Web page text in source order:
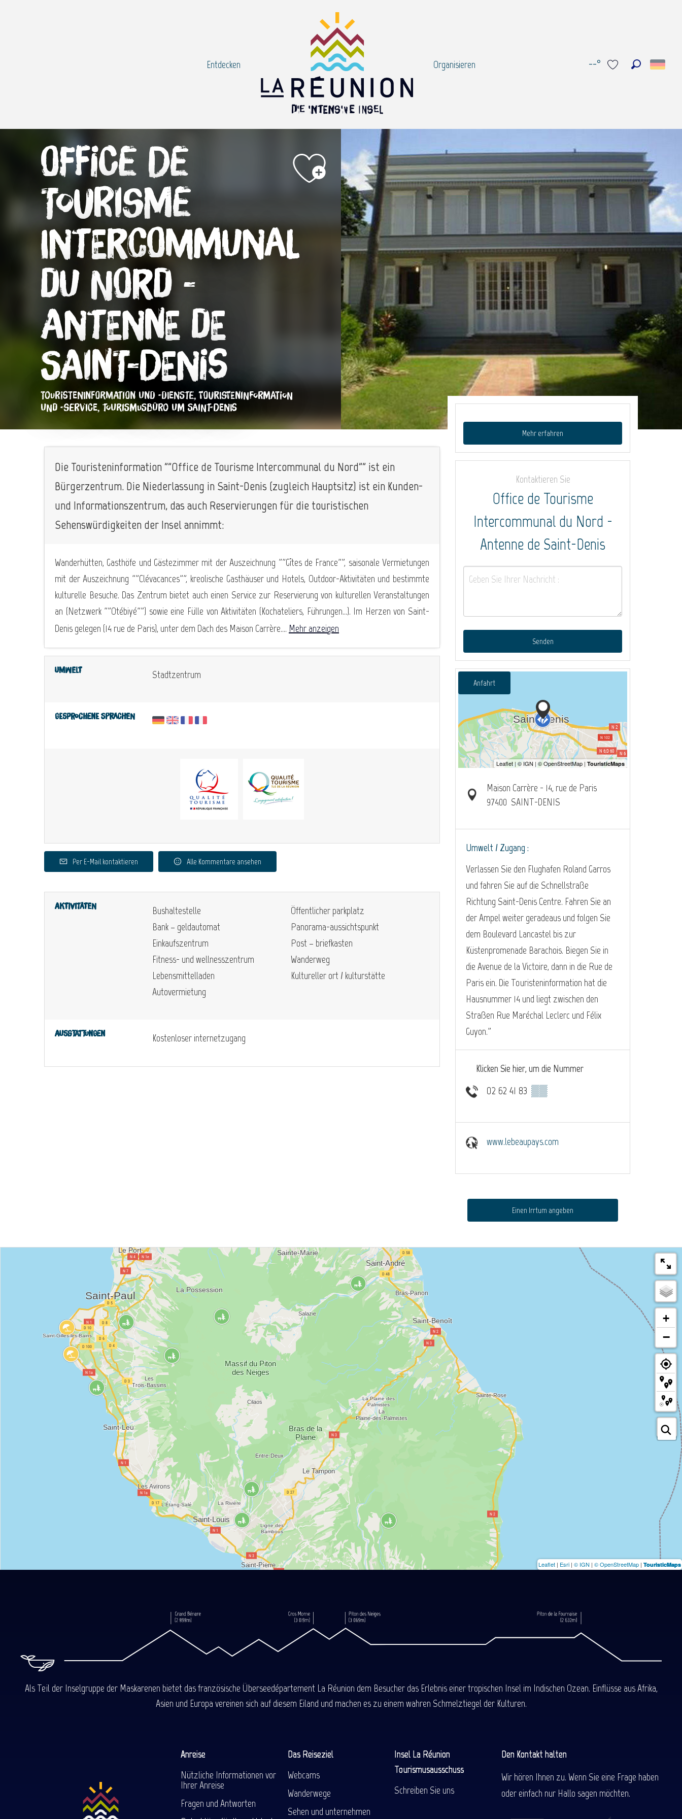
--°
Entdecken Organisieren
Office de
Tourisme
Intercommunal
du Nord -
Antenne de
Saint-Denis
TOURISTENINFORMATION UND -DIENSTE,TOURISTENINFORMATION
UND -SERVICE, TOURISMUSBÜRO UM SAINT-DENIS
Die Touristeninformation ""Office de Tourisme Intercommunal du Nord"" ist ein
Bürgerzentrum. Die Niederlassung in Saint-Denis (zugleich Hauptsitz) ist ein Kunden-
und Informationszentrum, das auch Reservierungen für die touristischen
Sehenswürdigkeiten der Insel annimmt:
Wanderhütten, Gasthöfe und Gästezimmer mit der Auszeichnung ""Gîtes de France"", saisonale Vermietungen
mit der Auszeichnung ""Clévacances"", kreolische Gasthäuser und Hotels, Outdoor-Aktivitäten und bestimmte
kulturelle Besuche. Das Zentrum bietet auch einen Service zur Reservierung von kulturellen Veranstaltungen
an (Netzwerk ""Otébiyé"") sowie eine Fülle von Aktivitäten (Kochateliers, Führungen...). Im Herzen von Saint-
Denis gelegen (14 rue de Paris), unter dem Dach des Maison Carrère.... Mehr anzeigen
Umwelt Stadtzentrum
Gesprochene Sprachen
Per E-Mail kontaktieren Alle Kommentare ansehen
Aktivitäten
Bushaltestelle
Bank – geldautomat
Einkaufszentrum
Fitness- und wellnesszentrum
Lebensmittelladen
Autovermietung
Öffentlicher parkplatz
Panorama-aussichtspunkt
Post – briefkasten
Wanderweg
Kultureller ort / kulturstätte
Ausstattungen Kostenloser internetzugang
Mehr erfahren
Kontaktieren Sie
Office de Tourisme
Intercommunal du Nord -
Antenne de Saint-Denis
Senden
Anfahrt
Maison Carrère - 14, rue de Paris
97400 SAINT-DENIS
Umwelt / Zugang :
Verlassen Sie den Flughafen Roland Garros
und fahren Sie auf die Schnellstraße
Richtung Saint-Denis Centre. Fahren Sie an
der Ampel weiter geradeaus und folgen Sie
dem Boulevard Lancastel bis zur
Küstenpromenade Barachois. Biegen Sie in
die Avenue de la Victoire, dann in die Rue de
Paris ein. Die Touristeninformation hat die
Hausnummer 14 und liegt zwischen den
Straßen Rue Maréchal Leclerc und Félix
Guyon."
Klicken Sie hier, um die Nummer
02 62 41 83 ▒▒
www.lebeaupays.com
Einen Irrtum angeben
+
−
Leaflet | Esri | © IGN | © OpenStreetMap | TouristicMaps
Als Teil der Inselgruppe der Maskarenen bietet das französische Überseedépartement La Réunion dem Besucher das Erlebnis einer tropischen Insel im Indischen Ozean. Einflüsse aus Afrika,
Asien und Europa vereinen sich auf diesem Eiland und machen es zu einem wahren Schmelztiegel der Kulturen.
Anreise
Nützliche Informationen vor
Ihrer Anreise
Fragen und Antworten
Das Reiseziel
Webcams
Wanderwege
Sehen und unternehmen
Insel La Réunion
Tourismusausschuss
Schreiben Sie uns
Den Kontakt halten
Wir hören Ihnen zu. Wenn Sie eine Frage haben
oder einfach nur Hallo sagen möchten.